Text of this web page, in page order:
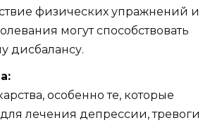
физических упражнений и
могут способствовать
дисбалансу.
особенно те, которые
лечения депрессии, тревоги